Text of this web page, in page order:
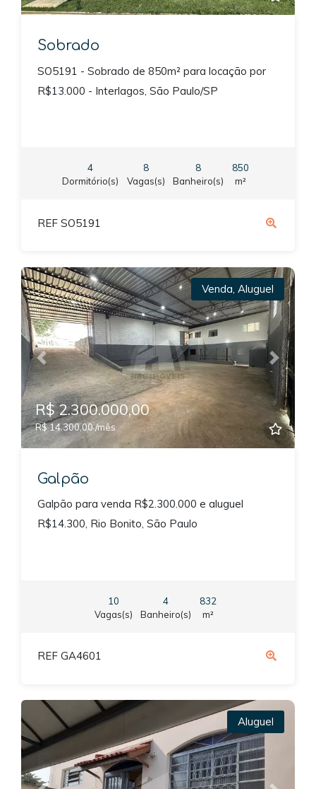
Sobrado
SO5191 - Sobrado de 850m² para locação por
R$13.000 - Interlagos, São Paulo/SP
4
Dormitório(s)
8
Vagas(s)
8
Banheiro(s)
850
m²
REF SO5191
Previous Next
Venda Aluguel
R$ 2.300.000,00
R$ 14.300,00 /mês
Galpão
Galpão para venda R$2.300.000 e aluguel
R$14.300, Rio Bonito, São Paulo
10
Vagas(s)
4
Banheiro(s)
832
m²
REF GA4601
Aluguel